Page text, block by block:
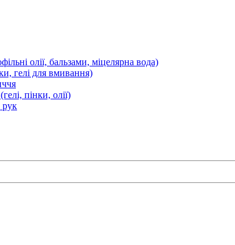
олії, бальзами, міцелярна вода)
гелі для вмивання)
пінки, олії)
рук